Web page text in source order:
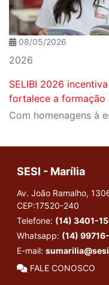
08/05/2026
2026
SELIBI 2026
fortalece a formação
SESI - Marília
Av. João Ramalho,
CEP:17520-240
Telefone: (14) 3401-
Whatsapp: (14)
E-mail:
FALE CONOSCO